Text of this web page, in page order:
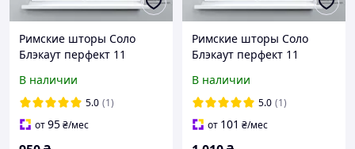
Римские шторы Соло
Блэкаут перфект 11
В наличии
5.0 (1)
от95₴/мес
Римские шторы Соло
Блэкаут перфект 11
В наличии
5.0 (1)
от 101 ₴/мес